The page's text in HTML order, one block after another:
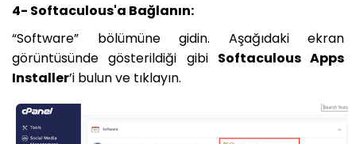
4- Softaculous'a Bağlanın:
“Software” bölümüne gidin. Aşağıdaki ekran
görüntüsünde gösterildiği gibi Softaculous Apps
Installer’i bulun ve tıklayın.